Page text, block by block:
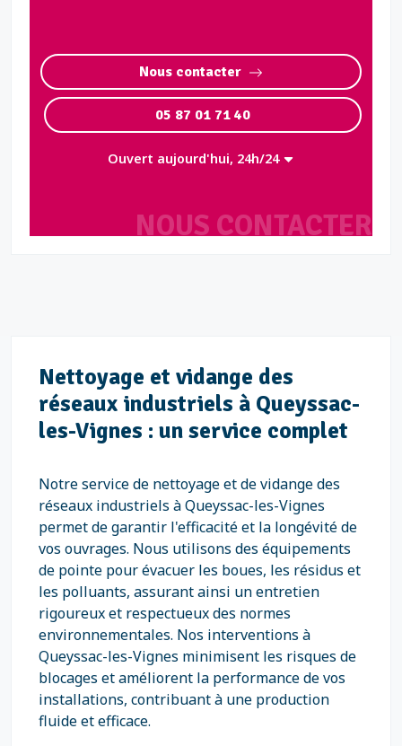
NOUS CONTACTER
Nous contacter
05 87 01 71 40
Ouvert aujourd'hui, 24h/24
Nettoyage et vidange des
réseaux industriels à Queyssac-
les-Vignes : un service complet
Notre service de nettoyage et de vidange des
réseaux industriels à Queyssac-les-Vignes
permet de garantir l'efficacité et la longévité de
vos ouvrages. Nous utilisons des équipements
de pointe pour évacuer les boues, les résidus et
les polluants, assurant ainsi un entretien
rigoureux et respectueux des normes
environnementales. Nos interventions à
Queyssac-les-Vignes minimisent les risques de
blocages et améliorent la performance de vos
installations, contribuant à une production
fluide et efficace.